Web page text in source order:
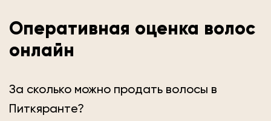
Оперативная оценка волос
онлайн
За сколько можно продать волосы в
Питкяранте?